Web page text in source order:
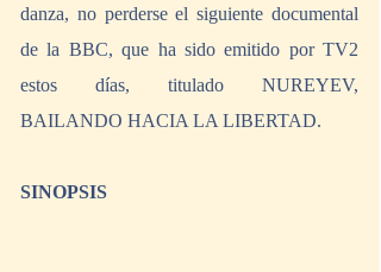
danza, no perderse el siguiente documental
de la BBC, que ha sido emitido por TV2
estos días, titulado NUREYEV,
BAILANDO HACIA LA LIBERTAD.
SINOPSIS